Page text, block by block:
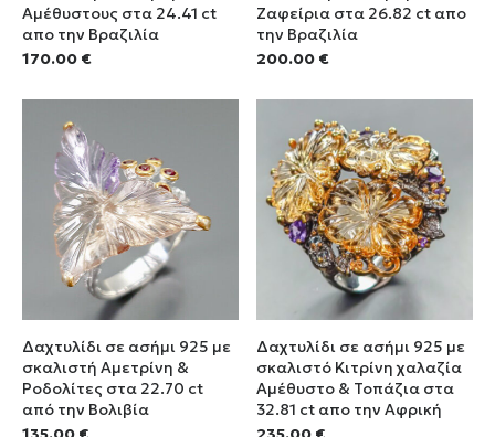
Αμέθυστους στα 24.41 ct
απο την Βραζιλία
170.00 €
Ζαφείρια στα 26.82 ct απο
την Βραζιλία
200.00 €
Δαχτυλίδι σε ασήμι 925 με
σκαλιστή Αμετρίνη &
Ροδολίτες στα 22.70 ct
από την Βολιβία
Δαχτυλίδι σε ασήμι 925 με
σκαλιστό Κιτρίνη χαλαζία
Αμέθυστο & Τοπάζια στα
32.81 ct απο την Αφρική